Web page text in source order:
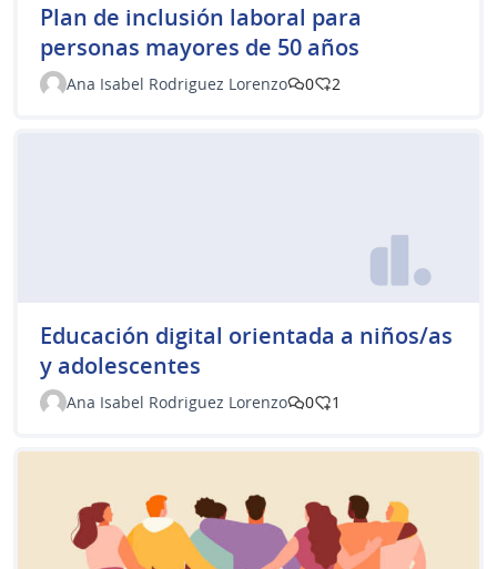
Plan de inclusión laboral para
personas mayores de 50 años
Ana Isabel Rodriguez Lorenzo 0 2
Educación digital orientada a niños/as
y adolescentes
Ana Isabel Rodriguez Lorenzo 0 1